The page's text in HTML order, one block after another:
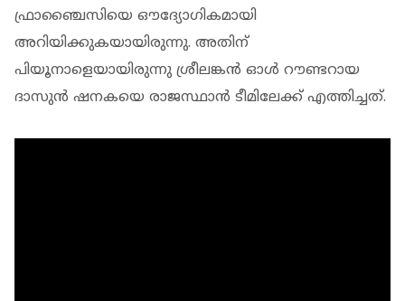
ഫ്രാഞ്ചൈസിയെ ഔദ്യോഗികമായി
അറിയിക്കുകയായിരുന്നു. അതിന്
പിയൂനാളെയായിരുന്നു ശ്രീലങ്കൻ ഓൾ റൗണ്ടറായ
ദാസുൻ ഷനകയെ രാജസ്ഥാൻ ടീമിലേക്ക് എത്തിച്ചത്.